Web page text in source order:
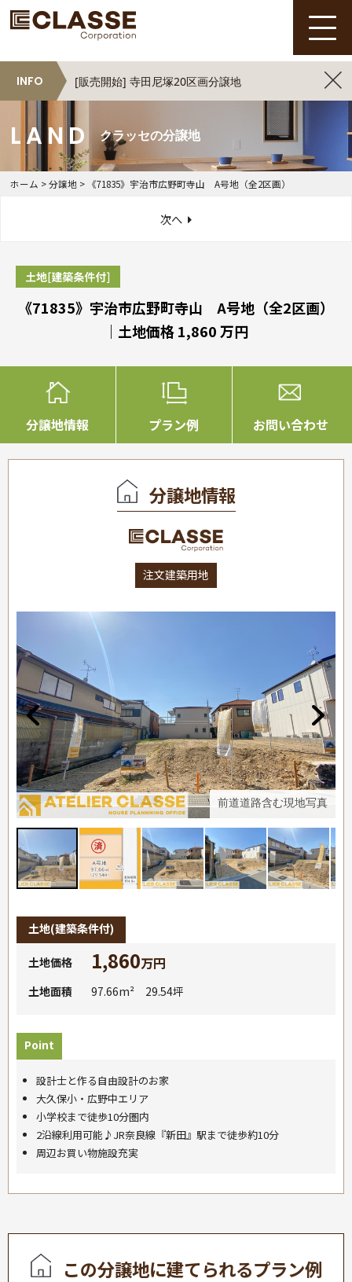
INFO [販売開始] 寺田尼塚20区画分譲地
クラッセの分譲地
ホーム >分譲地 > 《71835》宇治市広野町寺山 A号地（全2区画）
次へ
《71835》宇治市広野町寺山 A号地（全2区画）
｜土地価格 1,860 万円
分譲地情報 プラン例 お問い合わせ
分譲地情報
注文建築用地
前道道路含む現地写真
土地(建築条件付)
土地価格 1,860万円
土地面積 97.66m² 29.54坪
Point
設計士と作る自由設計のお家
大久保小・広野中エリア
小学校まで徒歩10分圏内
2沿線利用可能♪JR奈良線『新田』駅まで徒歩約10分
周辺お買い物施設充実
この分譲地に建てられるプラン例